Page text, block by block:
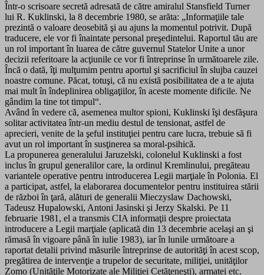
Într-o scrisoare secretă adresată de către amiralul Stansfield Turner
lui R. Kuklinski, la 8 decembrie 1980, se arăta: „Informaţiile tale
prezintă o valoare deosebită şi au ajuns la momentul potrivit. După
traducere, ele vor fi înaintate personal preşedintelui. Raportul tău are
un rol important în luarea de către guvernul Statelor Unite a unor
decizii referitoare la acţiunile ce vor fi întreprinse în următoarele zile.
Încă o dată, îţi mulţumim pentru aportul şi sacrificiul în slujba cauzei
noastre comune. Păcat, totuşi, că nu există posibilitatea de a te ajuta
mai mult în îndeplinirea obligaţiilor, în aceste momente dificile. Ne
gândim la tine tot timpul“.
Având în vedere că, asemenea multor spioni, Kuklinski îşi desfăşura
solitar activitatea într-un mediu destul de tensionat, astfel de
aprecieri, venite de la şeful instituţiei pentru care lucra, trebuie să fi
avut un rol important în susţinerea sa moral-psihică.
La propunerea generalului Jaruzelski, colonelul Kuklinski a fost
inclus în grupul generalilor care, la ordinul Kremlinului, pregăteau
variantele operative pentru introducerea Legii marţiale în Polonia. El
a participat, astfel, la elaborarea documentelor pentru instituirea stării
de război în ţară, alături de generalii Mieczyslaw Dachowski,
Tadeusz Hupalowski, Antoni Jasinski şi Jerzy Skalski. Pe 11
februarie 1981, el a transmis CIA informaţii despre proiectata
introducere a Legii marţiale (aplicată din 13 decembrie acelaşi an şi
rămasă în vigoare până în iulie 1983), iar în lunile următoare a
raportat detalii privind măsurile întreprinse de autorităţi în acest scop,
pregătirea de intervenţie a trupelor de securitate, miliţiei, unităţilor
Zomo (Unităţile Motorizate ale Miliţiei Cetăţeneşti), armatei etc.